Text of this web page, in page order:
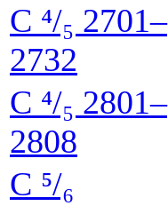
C ⁴/₅ 2701–
2732
C ⁴/₅ 2801–
2808
C ⁵/₆